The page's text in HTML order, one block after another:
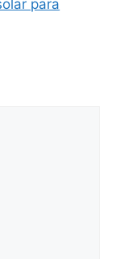
para